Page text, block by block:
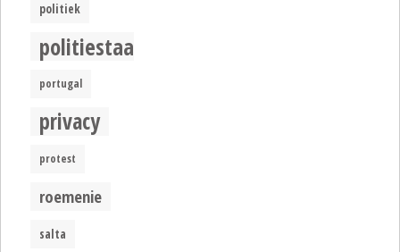
politiek
politiestaat
portugal
privacy
protest
roemenie
salta